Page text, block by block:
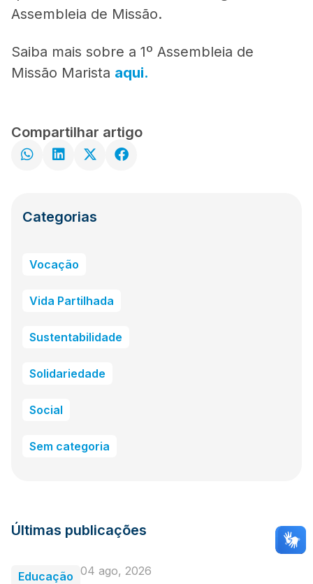
Assembleia de Missão.
Saiba mais sobre a 1º Assembleia de
Missão Marista aqui.
Compartilhar artigo
Categorias
Vocação
Vida Partilhada
Sustentabilidade
Solidariedade
Social
Sem categoria
Últimas publicações
Educação 04 ago, 2026